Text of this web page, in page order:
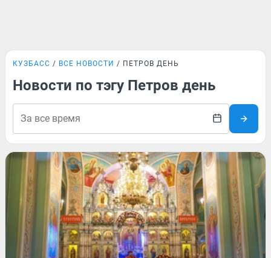
КУЗБАСС ВСЕ НОВОСТИ ПЕТРОВ ДЕНЬ
Новости по тэгу Петров день